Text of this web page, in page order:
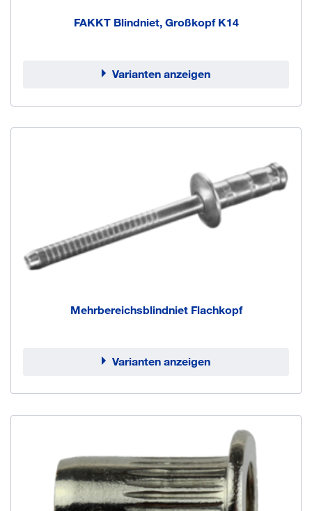
FAKKT Blindniet, Großkopf K14
Varianten anzeigen
Mehrbereichsblindniet Flachkopf
Varianten anzeigen